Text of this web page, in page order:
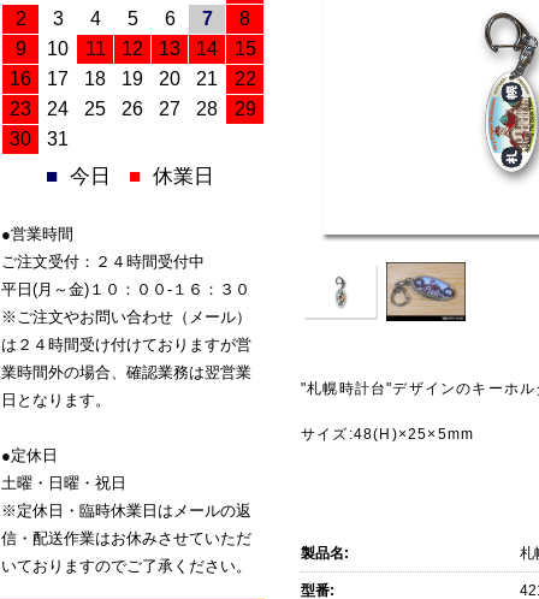
"札幌時計台"デザインのキーホル
サイズ:48(H)×25×5mm
製品名: 札
型番:
2
3 4 5 6 7
8
9
10 11 12 13 14
15
16
17 18 19 20 21
22
23
24 25 26 27 28
29
30
31
■ 今日 ■ 休業日
●営業時間
ご注文受付：２４時間受付中
平日(月～金)１０：００-１６：３０
※ご注文やお問い合わせ（メール）
は２４時間受け付けておりますが営
業時間外の場合、確認業務は翌営業
日となります。
●定休日
土曜・日曜・祝日
※定休日・臨時休業日はメールの返
信・配送作業はお休みさせていただ
いておりますのでご了承ください。